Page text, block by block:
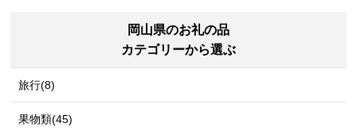
岡山県のお礼の品
カテゴリーから選ぶ
旅行(8)
果物類(45)